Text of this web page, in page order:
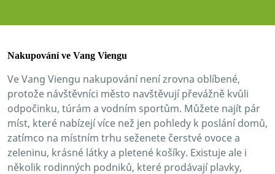
Nakupování ve Vang Viengu
Ve Vang Viengu nakupování není zrovna oblíbené,
protože návštěvníci město navštěvují převážně kvůli
odpočinku, túrám a vodním sportům. Můžete najít pár
míst, které nabízejí více než jen pohledy k poslání domů,
zatímco na místním trhu seženete čerstvé ovoce a
zeleninu, krásné látky a pletené košíky. Existuje ale i
několik rodinných podniků, které prodávají plavky,